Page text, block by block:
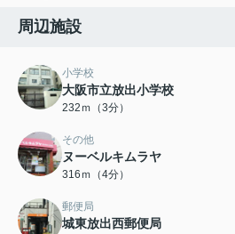
周辺施設
小学校
大阪市立放出小学校
232ｍ（3分）
その他
ヌーベルキムラヤ
316ｍ（4分）
郵便局
城東放出西郵便局